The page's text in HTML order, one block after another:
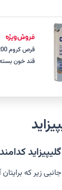
قند خون بسته 60
زیر که